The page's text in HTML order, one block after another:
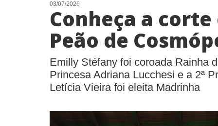
03/07/2026
Conheça a corte
Peão de
Emilly Stéfany foi coroada Rainha
Princesa Adriana Lucchesi e a 2ª
Letícia Vieira foi eleita Madrinha